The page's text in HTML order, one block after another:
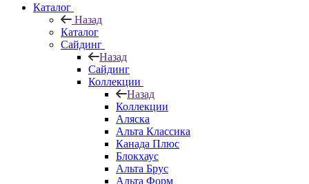
Каталог
Назад
Каталог
Сайдинг
Назад
Сайдинг
Коллекции
Назад
Коллекции
Аляска
Альта Классика
Канада Плюс
Блокхаус
Альта Брус
Альта Форм